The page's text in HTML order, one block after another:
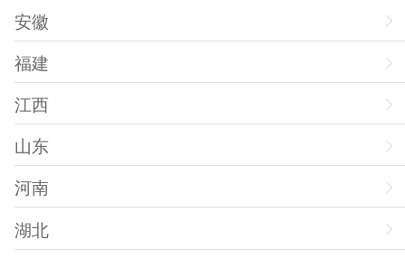
安徽
福建
江西
山东
河南
湖北